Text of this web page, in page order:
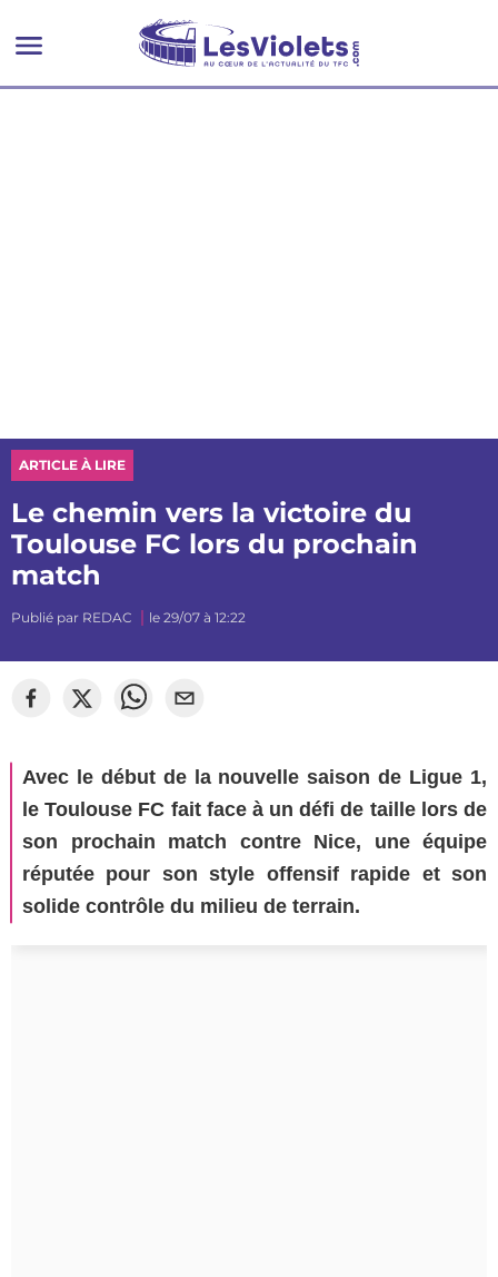
ARTICLE À LIRE
Le chemin vers la victoire du
Toulouse FC lors du prochain
match
Publié par REDAC le 29/07 à 12:22
Avec le début de la nouvelle saison de Ligue 1,
le Toulouse FC fait face à un défi de taille lors de
son prochain match contre Nice, une équipe
réputée pour son style offensif rapide et son
solide contrôle du milieu de terrain.